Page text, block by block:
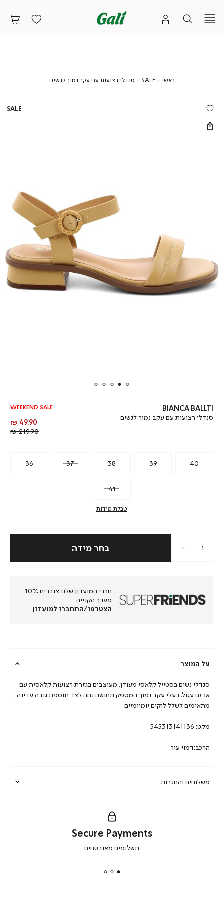
ראשי ראשי
SALE
SALE
סנדלי רצועות עם עקב נמוך לנשיםסנדלי
BIANCA BALLTI
סנדלי רצועות עם עקב נמוך לנשים
WEEKEND SALE
מחיר
מוצר
49.90 ₪
219.90 ₪
36 37 38 39 40
41
טבלת מידות
חברי המועדון שלנו צוברים 10%
מערך הקנייה
הצטרפו/התחברו למועדון
על המוצר
משלוחים והחזרות
סנדלי נשים בסטייל קלאסי מעודן. מעוצבים בגזרת רצועות קלאסית עם
אבזם עגול. בעלי עקב נמוך המספק תחושה נחה לצד תוספת גובה עדינה.
מתאימים לשלל לוקים יומיומיים
מקט: 545313141136
הרכב:דמוי עור
secure
|
Secure Payments
תשלומים מאובטחים
SALE